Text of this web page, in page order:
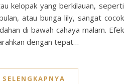
kelopak yang berkilauan, seperti
atau bunga lily, sangat cocok
di bawah cahaya malam. Efek
dengan tepat…
SELENGKAPNYA